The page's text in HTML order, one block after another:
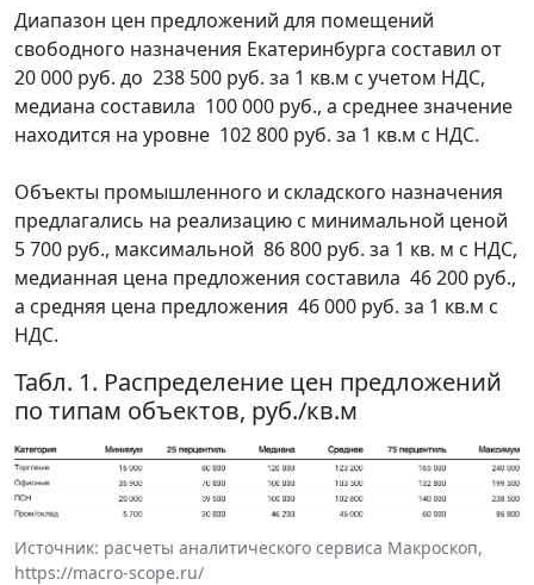
Диапазон цен предложений для помещений
свободного назначения Екатеринбурга составил от
20 000 руб. до 238 500 руб. за 1 кв.м с учетом НДС,
медиана составила 100 000 руб., а среднее значение
находится на уровне 102 800 руб. за 1 кв.м с НДС.
Объекты промышленного и складского назначения
предлагались на реализацию с минимальной ценой
5 700 руб., максимальной 86 800 руб. за 1 кв. м с НДС,
медианная цена предложения составила 46 200 руб.,
а средняя цена предложения 46 000 руб. за 1 кв.м с
НДС.
Табл. 1. Распределение цен предложений
по типам объектов, руб./кв.м
Источник: расчеты аналитического сервиса Макроскоп,
https://macro-scope.ru/